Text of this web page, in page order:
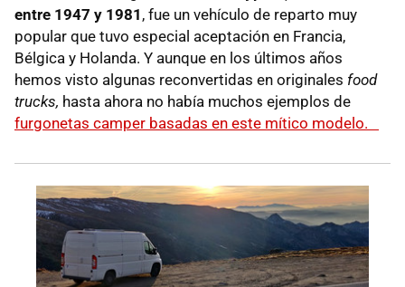
entre 1947 y 1981 , fue un vehículo de reparto muy
popular que tuvo especial aceptación en Francia,
Bélgica y Holanda. Y aunque en los últimos años
hemos visto algunas reconvertidas en originales food
trucks, hasta ahora no había muchos ejemplos de
furgonetas camper basadas en este mítico modelo.